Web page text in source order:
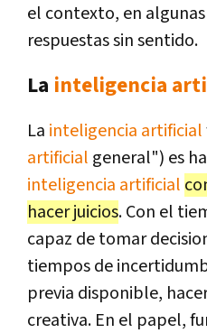
el contexto, en
respuestas sin sentido.
La inteligencia
La inteligencia artificial
artificial general") es
inteligencia artificial
hacer juicios. Con el
capaz de tomar
tiempos de
previa disponible,
creativa. En el papel,